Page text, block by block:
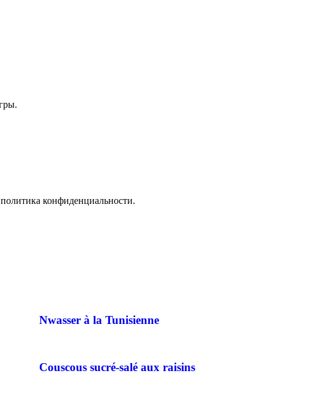
конфиденциальности.
Nwasser à la Tunisienne
Couscous sucré-salé aux raisins